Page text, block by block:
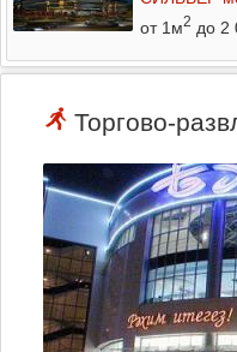
от 1м2 до 2
Торгово-